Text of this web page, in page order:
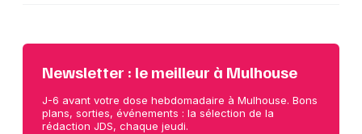
Newsletter : le meilleur à Mulhouse
J-6 avant votre dose hebdomadaire à Mulhouse. Bons
plans, sorties, événements : la sélection de la
rédaction JDS, chaque jeudi.